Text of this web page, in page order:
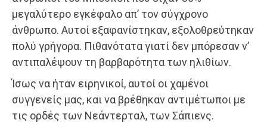
μεγαλύτερο εγκέφαλο απ’ τον σύγχρονο
άνθρωπο. Αυτοί εξαφανίστηκαν, εξολοθρεύτηκαν
πολύ γρήγορα. Πιθανότατα γιατί δεν μπόρεσαν ν’
αντιπαλέψουν τη βαρβαρότητα των ηλιθίων.
Ίσως να ήταν ειρηνικοί, αυτοί οι χαμένοι
συγγενείς μας, και να βρέθηκαν αντιμέτωποι με
τις ορδές των Νεάντερταλ, των Σάπιενς.